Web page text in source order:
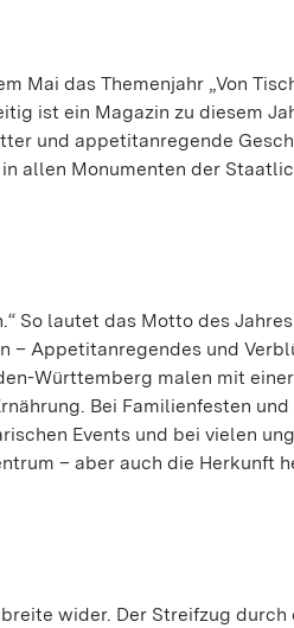
Mai das Themenjahr „Von
ist ein Magazin zu diesem
und appetitanregende
allen Monumenten der
So lautet das Motto des
– Appetitanregendes und
Württemberg malen mit
Bei Familienfesten und
Events und bei vielen
– aber auch die Herkunft
wider. Der Streifzug durch